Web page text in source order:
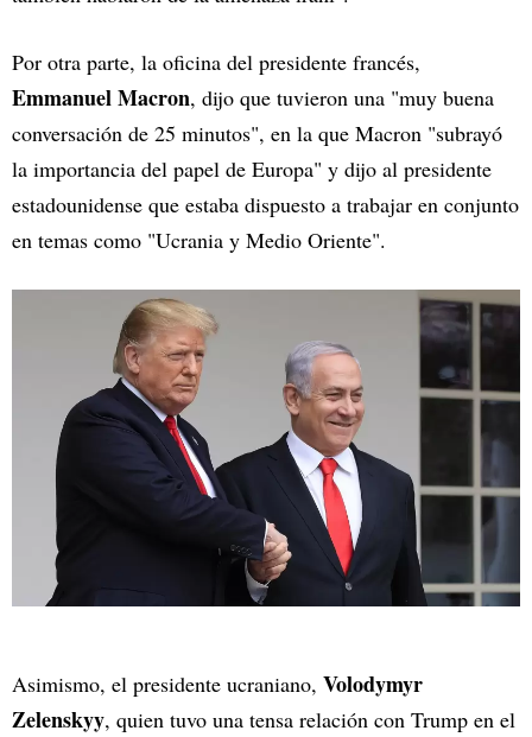
Por otra parte, la oficina del presidente francés,
Emmanuel Macron, dijo que tuvieron una "muy buena
conversación de 25 minutos", en la que Macron "subrayó
la importancia del papel de Europa" y dijo al presidente
estadounidense que estaba dispuesto a trabajar en conjunto
en temas como "Ucrania y Medio Oriente".
Asimismo, el presidente ucraniano, Volodymyr
Zelenskyy, quien tuvo una tensa relación con Trump en el